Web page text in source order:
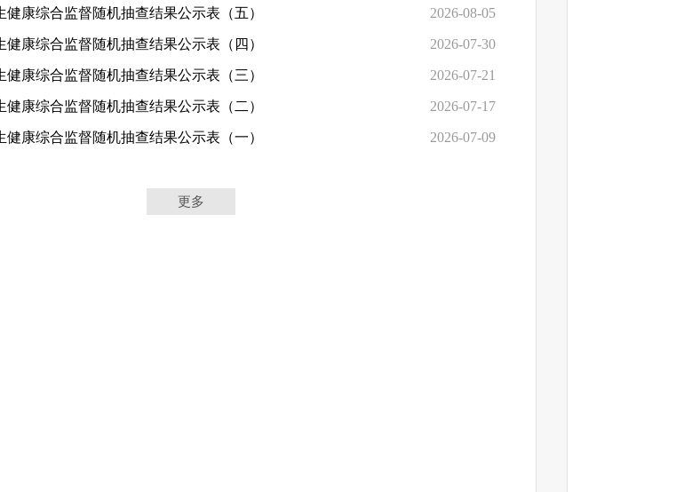
健康综合监督随机抽查结果公示表（五） 2026-08-05
健康综合监督随机抽查结果公示表（四） 2026-07-30
健康综合监督随机抽查结果公示表（三） 2026-07-21
健康综合监督随机抽查结果公示表（二） 2026-07-17
健康综合监督随机抽查结果公示表（一） 2026-07-09
更多